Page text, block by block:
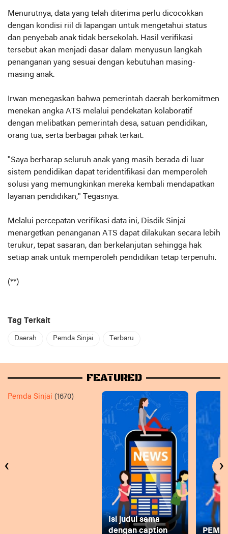
Menurutnya, data yang telah diterima perlu dicocokkan
dengan kondisi riil di lapangan untuk mengetahui status
dan penyebab anak tidak bersekolah. Hasil verifikasi
tersebut akan menjadi dasar dalam menyusun langkah
penanganan yang sesuai dengan kebutuhan masing-
masing anak.
Irwan menegaskan bahwa pemerintah daerah berkomitmen
menekan angka ATS melalui pendekatan kolaboratif
dengan melibatkan pemerintah desa, satuan pendidikan,
orang tua, serta berbagai pihak terkait.
"Saya berharap seluruh anak yang masih berada di luar
sistem pendidikan dapat teridentifikasi dan memperoleh
solusi yang memungkinkan mereka kembali mendapatkan
layanan pendidikan," Tegasnya.
Melalui percepatan verifikasi data ini, Disdik Sinjai
menargetkan penanganan ATS dapat dilakukan secara lebih
terukur, tepat sasaran, dan berkelanjutan sehingga hak
setiap anak untuk memperoleh pendidikan tetap terpenuhi.
(**)
Tag Terkait
Daerah Pemda Sinjai Terbaru
FEATURED
Pemda Sinjai (1670)
Isi judul sama
dengan caption
‹ ›